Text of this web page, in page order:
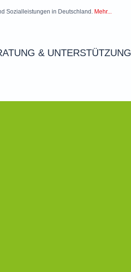
Sozialleistungen in Deutschland. Mehr...
& UNTERSTÜTZUNG